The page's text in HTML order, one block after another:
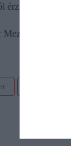
érzi magát.